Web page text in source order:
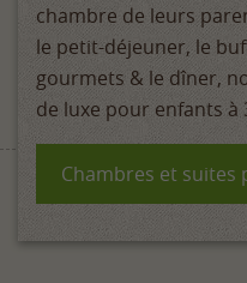
chambre de leurs
le petit-déjeuner, le
gourmets & le dîner,
de luxe pour enfants à
Chambres et suites